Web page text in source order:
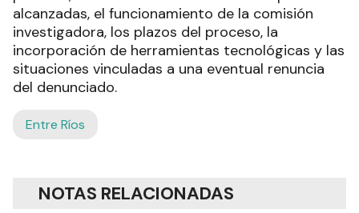
alcanzadas, el funcionamiento de la comisión
investigadora, los plazos del proceso, la
incorporación de herramientas tecnológicas y las
situaciones vinculadas a una eventual renuncia
del denunciado.
Entre Ríos
NOTAS RELACIONADAS